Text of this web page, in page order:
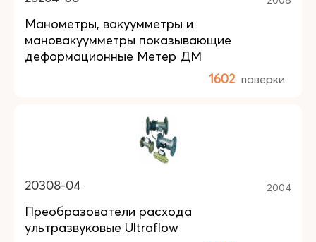
Манометры, вакуумметры и
мановакуумметры показывающие
деформационные Метер ДМ
1602 поверки
20308-04 2004
Преобразователи расхода
ультразвуковые Ultraflow